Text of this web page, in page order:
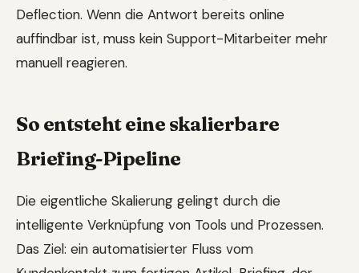
Deflection. Wenn die Antwort bereits online
auffindbar ist, muss kein Support-Mitarbeiter mehr
manuell reagieren.
So entsteht eine skalierbare
Briefing-Pipeline
Die eigentliche Skalierung gelingt durch die
intelligente Verknüpfung von Tools und Prozessen.
Das Ziel: ein automatisierter Fluss vom